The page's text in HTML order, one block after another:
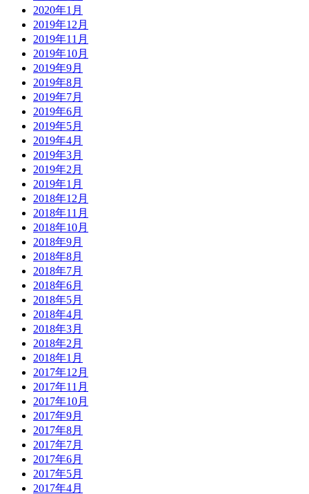
2020年1月
2019年12月
2019年11月
2019年10月
2019年9月
2019年8月
2019年7月
2019年6月
2019年5月
2019年4月
2019年3月
2019年2月
2019年1月
2018年12月
2018年11月
2018年10月
2018年9月
2018年8月
2018年7月
2018年6月
2018年5月
2018年4月
2018年3月
2018年2月
2018年1月
2017年12月
2017年11月
2017年10月
2017年9月
2017年8月
2017年7月
2017年6月
2017年5月
2017年4月